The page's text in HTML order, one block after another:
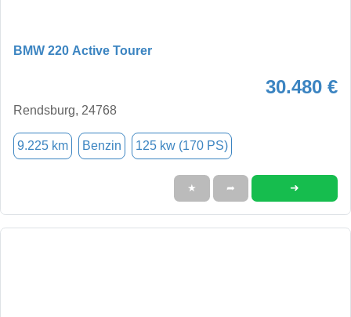
BMW 220 Active Tourer
30.480 €
Rendsburg, 24768
9.225 km Benzin 125 kw (170 PS)
★ ➦ ➜